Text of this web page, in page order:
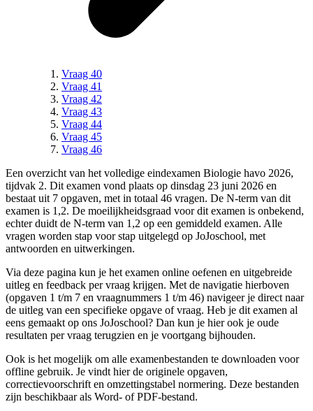
Vraag 40
Vraag 41
Vraag 42
Vraag 43
Vraag 44
Vraag 45
Vraag 46
Een overzicht van het volledige eindexamen Biologie havo 2026,
tijdvak 2. Dit examen vond plaats op dinsdag 23 juni 2026 en
bestaat uit 7 opgaven, met in totaal 46 vragen. De N-term van dit
examen is 1,2. De moeilijkheidsgraad voor dit examen is onbekend,
echter duidt de N-term van 1,2 op een gemiddeld examen. Alle
vragen worden stap voor stap uitgelegd op JoJoschool, met
antwoorden en uitwerkingen.
Via deze pagina kun je het examen online oefenen en uitgebreide
uitleg en feedback per vraag krijgen. Met de navigatie hierboven
(opgaven 1 t/m 7 en vraagnummers 1 t/m 46) navigeer je direct naar
de uitleg van een specifieke opgave of vraag. Heb je dit examen al
eens gemaakt op ons JoJoschool? Dan kun je hier ook je oude
resultaten per vraag terugzien en je voortgang bijhouden.
Ook is het mogelijk om alle examenbestanden te downloaden voor
offline gebruik. Je vindt hier de originele opgaven,
correctievoorschrift en omzettingstabel normering. Deze bestanden
zijn beschikbaar als Word- of PDF-bestand.